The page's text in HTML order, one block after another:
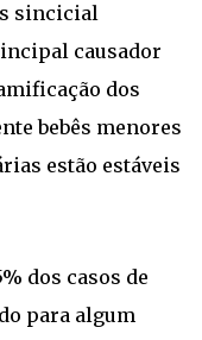
sincicial
causador
dos
bebês menores
estão estáveis
dos casos de
para algum